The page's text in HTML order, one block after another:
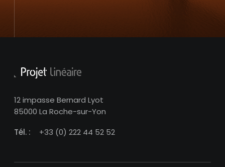
12 impasse Bernard Lyot
85000 La Roche-sur-Yon
Tél. :
+33 (0) 222 44 52 52